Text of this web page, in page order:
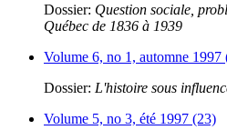
Dossier: Question sociale,
Québec de 1836 à 1939
Volume 6, no 1, automne 1997
Dossier: L'histoire sous
Volume 5, no 3, été 1997 (23)